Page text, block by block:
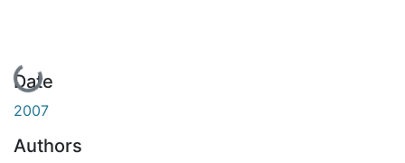
En cours de chargement...
Date
2007
Authors